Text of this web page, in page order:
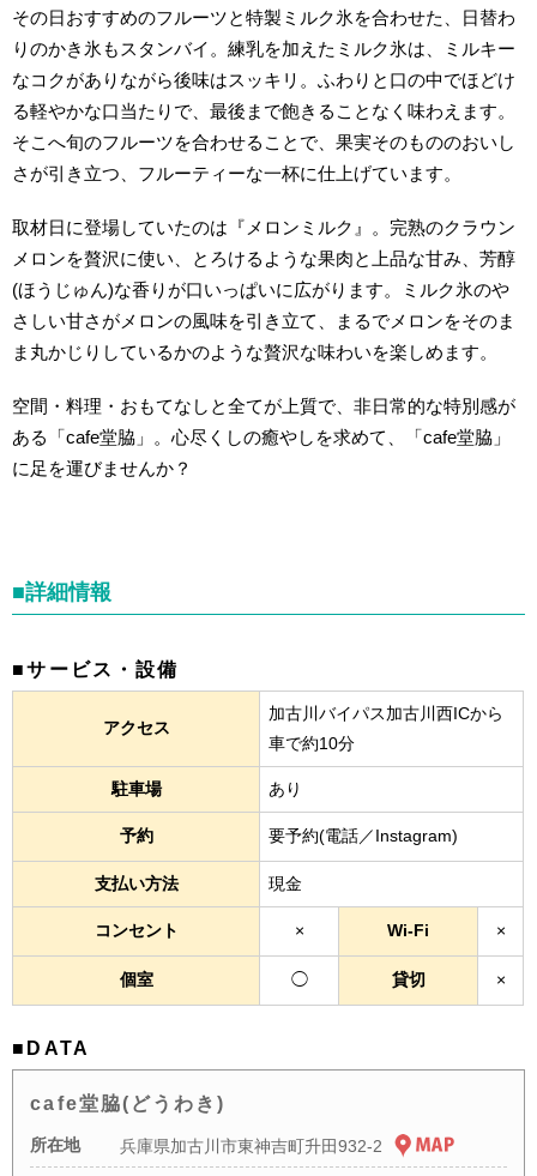
その日おすすめのフルーツと特製ミルク氷を合わせた、日替わ
りのかき氷もスタンバイ。練乳を加えたミルク氷は、ミルキー
なコクがありながら後味はスッキリ。ふわりと口の中でほどけ
る軽やかな口当たりで、最後まで飽きることなく味わえます。
そこへ旬のフルーツを合わせることで、果実そのもののおいし
さが引き立つ、フルーティーな一杯に仕上げています。
取材日に登場していたのは『メロンミルク』。完熟のクラウン
メロンを贅沢に使い、とろけるような果肉と上品な甘み、芳醇
(ほうじゅん)な香りが口いっぱいに広がります。ミルク氷のや
さしい甘さがメロンの風味を引き立て、まるでメロンをそのま
ま丸かじりしているかのような贅沢な味わいを楽しめます。
空間・料理・おもてなしと全てが上質で、非日常的な特別感が
ある「cafe堂脇」。心尽くしの癒やしを求めて、「cafe堂脇」
に足を運びませんか？
■詳細情報
■サービス・設備
アクセス
加古川バイパス加古川西ICから
車で約10分
駐車場 あり
予約 要予約(電話／Instagram)
支払い方法 現金
コンセント × Wi-Fi ×
個室 ◯ 貸切 ×
■DATA
cafe堂脇(どうわき)
所在地 兵庫県加古川市東神吉町升田932-2